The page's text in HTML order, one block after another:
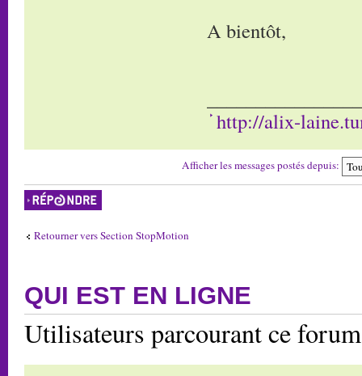
A bientôt,
http://alix-
Afficher les messages postés depuis:
Répondre
Retourner vers Section StopMotion
QUI EST EN LIGNE
Utilisateurs parcourant ce